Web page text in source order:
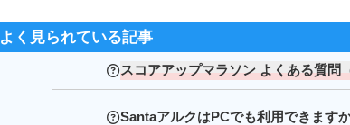
よく見られている記事
スコアアップマラソン よくある質問
SantaアルクはPCでも利用できます